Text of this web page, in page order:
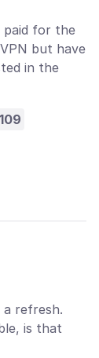
paid for the
but have
in the
109
a refresh.
is that